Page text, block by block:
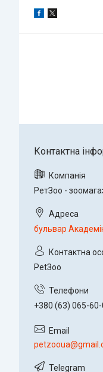
РетЗоо -
бульвар
PetЗoo
+380 (63) 065-